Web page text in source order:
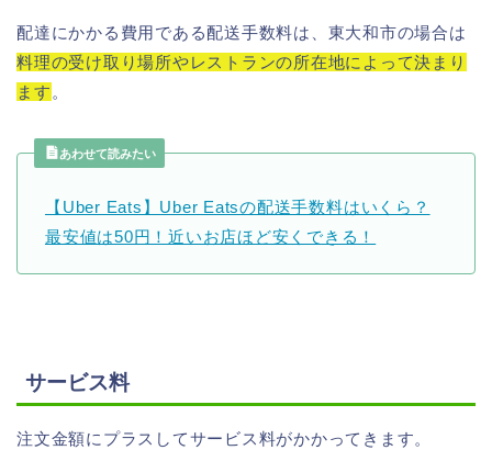
配達にかかる費用である配送手数料は、東大和市の場合は
料理の受け取り場所やレストランの所在地によって決まり
ます 。
あわせて読みたい
【Uber Eats】Uber Eatsの配送手数料はいくら？
最安値は50円！近いお店ほど安くできる！
サービス料
注文金額にプラスしてサービス料がかかってきます。